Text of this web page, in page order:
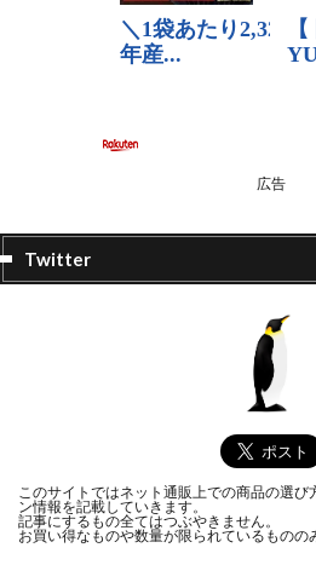
広告
Twitter
このサイトではネット通販上での商品の選
ン情報を記載していきます。
記事にするもの全てはつぶやきません。
お買い得なものや数量が限られているものの